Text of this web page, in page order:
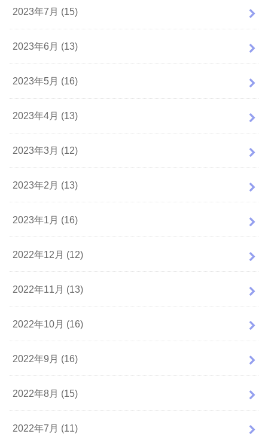
2023年7月 (15)
2023年6月 (13)
2023年5月 (16)
2023年4月 (13)
2023年3月 (12)
2023年2月 (13)
2023年1月 (16)
2022年12月 (12)
2022年11月 (13)
2022年10月 (16)
2022年9月 (16)
2022年8月 (15)
2022年7月 (11)